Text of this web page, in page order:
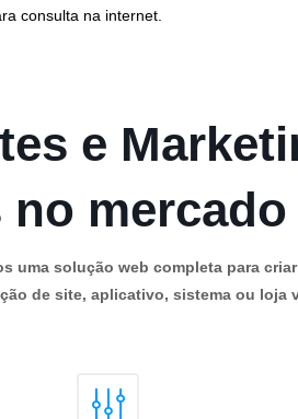
consulta na internet.
e
no mercado
solução web completa para
de site, aplicativo, sistema ou loja